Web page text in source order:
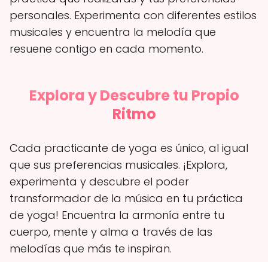
personales. Experimenta con diferentes estilos
musicales y encuentra la melodía que
resuene contigo en cada momento.
Explora y Descubre tu Propio
Ritmo
Cada practicante de yoga es único, al igual
que sus preferencias musicales. ¡Explora,
experimenta y descubre el poder
transformador de la música en tu práctica
de yoga! Encuentra la armonía entre tu
cuerpo, mente y alma a través de las
melodías que más te inspiran.